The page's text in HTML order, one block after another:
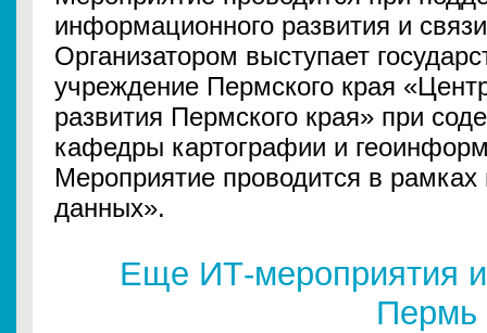
информационного развития и
Организатором выступает
учреждение Пермского края
развития Пермского края» при
кафедры картографии и
Мероприятие проводится в
данных».
Еще ИТ-мероприятия
Пермь